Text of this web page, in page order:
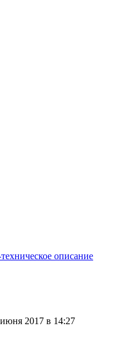
описание
2017 в 14:27